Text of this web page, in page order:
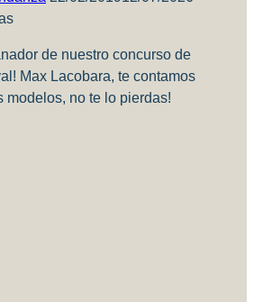
de nuestro concurso de
Max Lacobara, te contamos
modelos, no te lo pierdas!